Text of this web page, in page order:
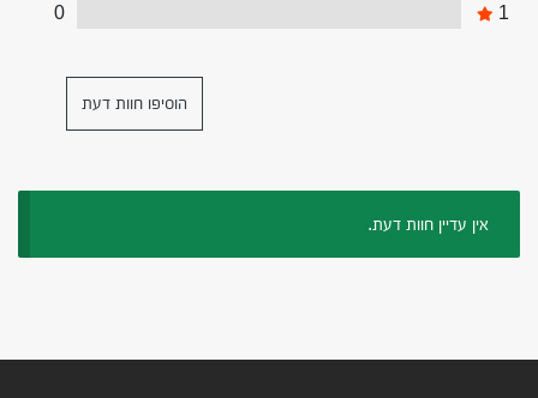
1
0
הוסיפו חוות דעת
אין עדיין חוות דעת.